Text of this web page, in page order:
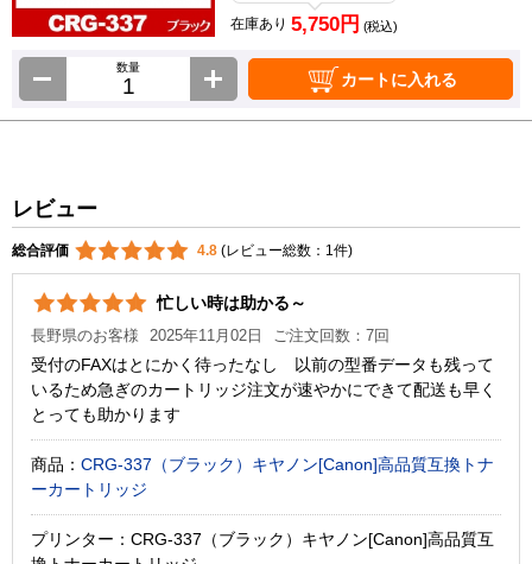
在庫あり 5,750円 (税込)
数量
カートに入れる
レビュー
総合評価 4.8 (レビュー総数：1件)
忙しい時は助かる～
長野県のお客様 2025年11月02日 ご注文回数：7回
受付のFAXはとにかく待ったなし 以前の型番データも残って
いるため急ぎのカートリッジ注文が速やかにできて配送も早く
とっても助かります
商品： CRG-337（ブラック）キヤノン[Canon]高品質互換トナ
ーカートリッジ
プリンター：CRG-337（ブラック）キヤノン[Canon]高品質互